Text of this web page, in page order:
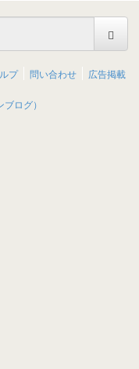
プ 問い合わせ 広告掲載
ログ）